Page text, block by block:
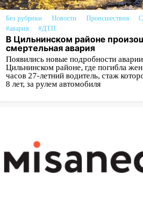
Без рубрики Новости Происшествия
#авария
#ДТП
В Цильнинском районе
смертельная авария
Появились новые подробности
Цильнинском районе, где погибла
часов 27-летний водитель, стаж
8 лет, за рулем автомобиля